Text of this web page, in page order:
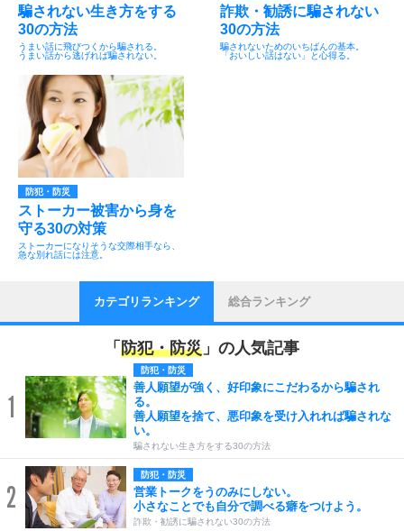
騙されない生き方をする
30の方法
うまい話に飛びつくから騙される。
うまい話から逃げれば騙されない。
詐欺・勧誘に騙されない
30の方法
騙されないためのいちばんの基本。
「おいしい話はない」と心得る。
防犯・防災
ストーカー被害から身を
守る30の対策
ストーカーになりそうな交際相手なら、
急な別れ話には注意。
カテゴリランキング 総合ランキング
「 防犯・防災 」の人気記事
1
防犯・防災
善人願望が強く、好印象にこだわるから騙され
る。
善人願望を捨て、悪印象を受け入れれば騙されな
い。
騙されない生き方をする30の方法
2
防犯・防災
営業トークをうのみにしない。
小さなことでも自分で調べる癖をつけよう。
詐欺・勧誘に騙されない30の方法